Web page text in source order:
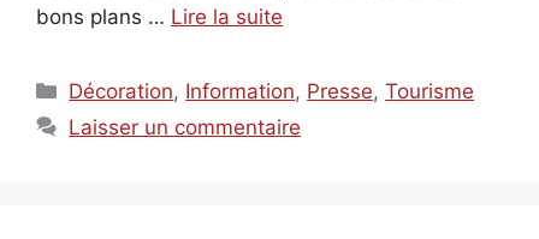
bons plans … Lire la suite
Catégories
Décoration, Information, Presse,Tourisme
Laisser un commentaire